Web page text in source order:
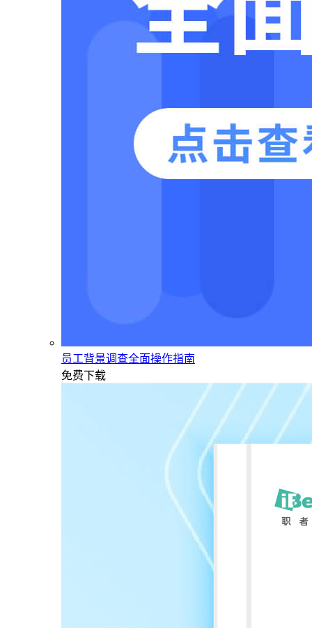
员工背景调查全面操作指南
免费下载